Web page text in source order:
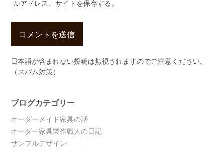
ルアドレス、サイトを保存する。
日本語が含まれない投稿は無視されますのでご注意ください。
（スパム対策）
ブログカテゴリー
オーダーメイド家具の話
オーダー家具製作職人の日記
サンプルデザイン